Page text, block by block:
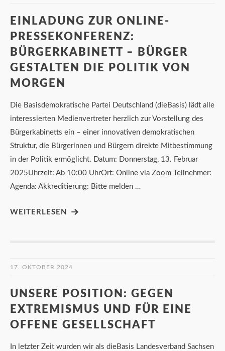
EINLADUNG ZUR ONLINE-
PRESSEKONFERENZ:
BÜRGERKABINETT – BÜRGER
GESTALTEN DIE POLITIK VON
MORGEN
Die Basisdemokratische Partei Deutschland (dieBasis) lädt alle
interessierten Medienvertreter herzlich zur Vorstellung des
Bürgerkabinetts ein – einer innovativen demokratischen
Struktur, die Bürgerinnen und Bürgern direkte Mitbestimmung
in der Politik ermöglicht. Datum: Donnerstag, 13. Februar
2025Uhrzeit: Ab 10:00 UhrOrt: Online via Zoom Teilnehmer:
Agenda: Akkreditierung: Bitte melden …
WEITERLESEN
17. OKTOBER 2024
UNSERE POSITION: GEGEN
EXTREMISMUS UND FÜR EINE
OFFENE GESELLSCHAFT
In letzter Zeit wurden wir als dieBasis Landesverband Sachsen